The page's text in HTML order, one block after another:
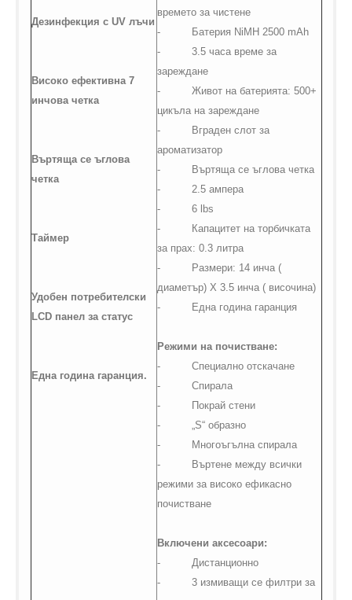
Дезинфекция с UV лъчи
Високо ефективна 7
инчова четка
Въртяща се ъглова
четка
Таймер
Удобен потребителски
LCDпанел за статус
Една година гаранция.
времето за чистене
-
Батерия NiMH 2500 mAh
-
3.5 часа време за
зареждане
-
Живот на батерията: 500+
цикъла на зареждане
-
Вграден слот за
ароматизатор
-
Въртяща се ъглова четка
-
2.5 ампера
-
6 lbs
-
Капацитет на торбичката
за прах: 0.3 литра
-
Размери: 14 инча (
диаметър) Х 3.5 инча ( височина)
-
Една година гаранция
Режими на почистване:
-
Специално отскачане
-
Спирала
-
Покрай стени
-
„S“ образно
-
Многоъгълна спирала
-
Въртене между всички
режими за високо ефикасно
почистване
Включени аксесоари:
-
Дистанционно
-
3 измиващи се филтри за